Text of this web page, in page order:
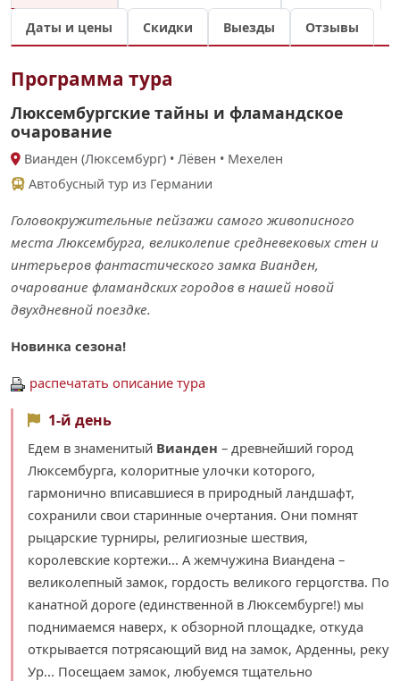
Даты и цены Скидки Выезды Отзывы
Программа тура
Люксембургские тайны и фламандское
очарование
Вианден (Люксембург) • Лёвен • Мехелен
Автобусный тур из Германии
Головокружительные пейзажи самого живописного
места Люксембурга, великолепие средневековых стен и
интерьеров фантастического замка Вианден,
очарование фламандских городов в нашей новой
двухдневной поездке.
Новинка сезона!
распечатать описание тура
1-й день
Едем в знаменитый Вианден – древнейший город
Люксембурга, колоритные улочки которого,
гармонично вписавшиеся в природный ландшафт,
сохранили свои старинные очертания. Они помнят
рыцарские турниры, религиозные шествия,
королевские кортежи... А жемчужина Виандена –
великолепный замок, гордость великого герцогства. По
канатной дороге (единственной в Люксембурге!) мы
поднимаемся наверх, к обзорной площадке, откуда
открывается потрясающий вид на замок, Арденны, реку
Ур... Посещаем замок, любуемся тщательно